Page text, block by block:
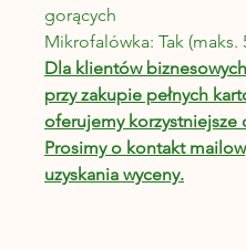
gorących
Mikrofalówka: Tak (maks.
Dla klientów
przy zakupie pełnych
oferujemy korzystniejsze
Prosimy o kontakt
uzyskania wyceny.